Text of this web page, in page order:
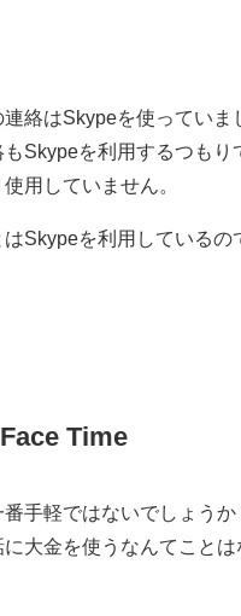
連絡はSkypeを使っていま
Skypeを利用するつも
用していません。
Skypeを利用しているの
Time
手軽ではないでしょうか
大金を使うなんてことは